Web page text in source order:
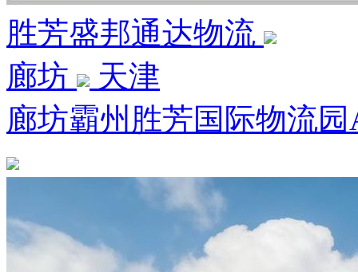
胜芳盛邦通达物流
廊坊
天津
廊坊霸州胜芳国际物流园